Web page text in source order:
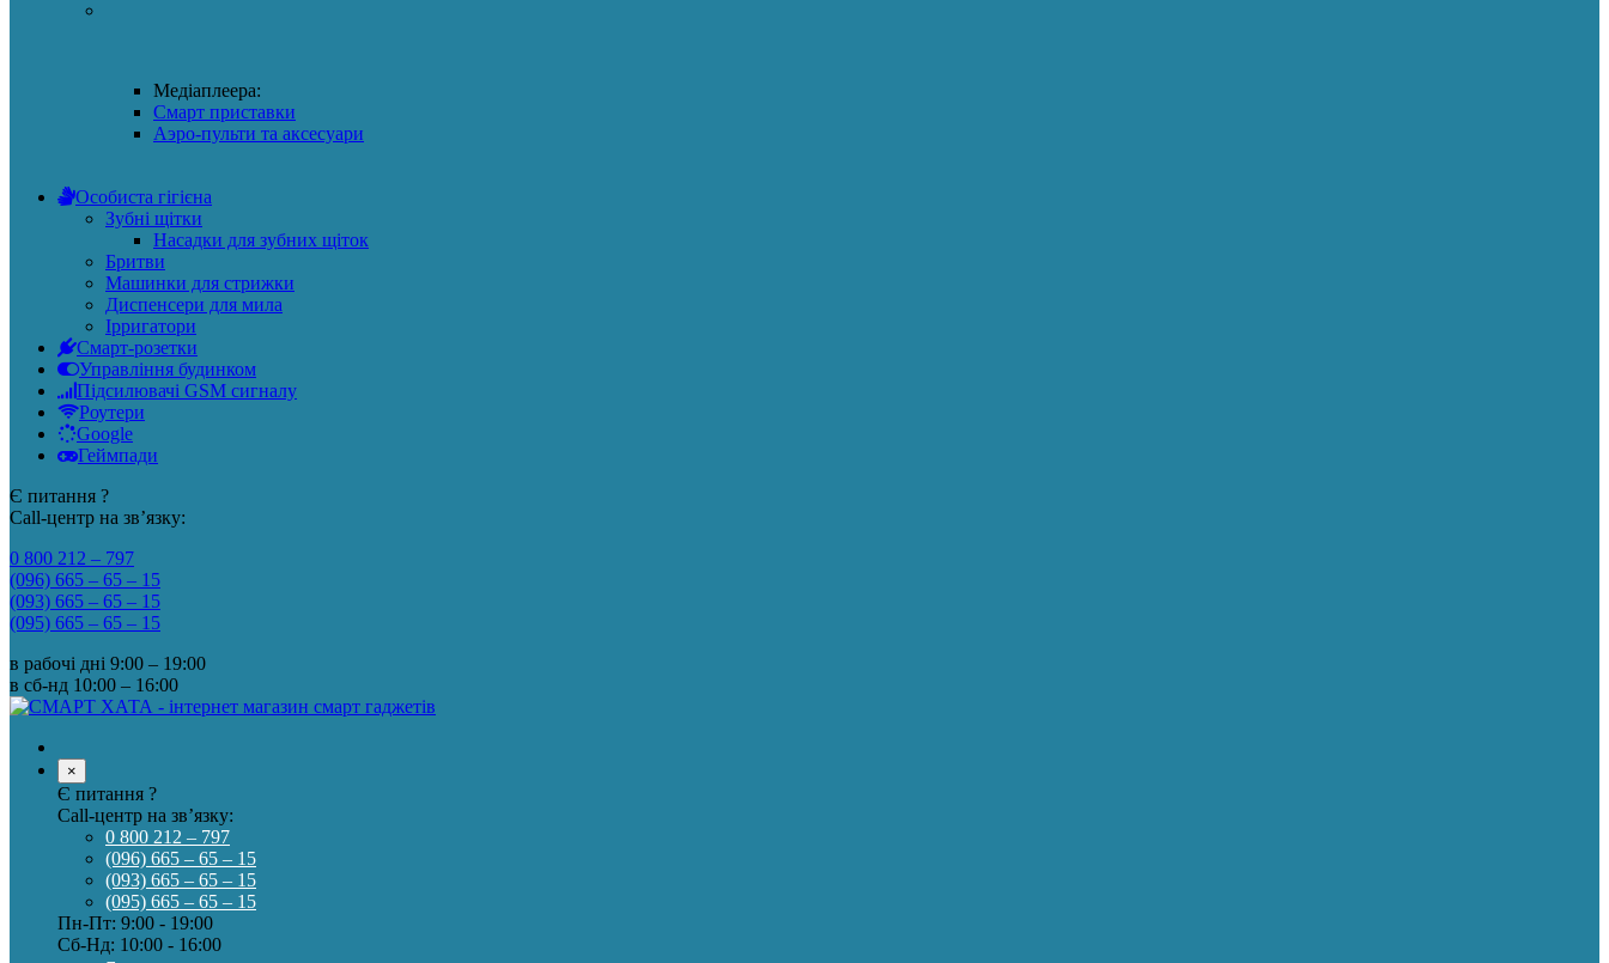
Медіаплеера:
Смарт приставки
Аэро-пульти та аксесуари
Особиста гігієна
Зубні щітки
Насадки для зубних щіток
Бритви
Машинки для стрижки
Диспенсери для мила
Ірригатори
Смарт-розетки
Управління будинком
Підсилювачі GSM сигналу
Роутери
Google
Геймпади
Є питання ?
Call-центр на зв’язку:
0 800 212 – 797
(096) 665 – 65 – 15
(093) 665 – 65 – 15
(095) 665 – 65 – 15
в рабочі дні 9:00 – 19:00
в сб-нд 10:00 – 16:00
×
Є питання ?
Call-центр на зв’язку:
0 800 212 – 797
(096) 665 – 65 – 15
(093) 665 – 65 – 15
(095) 665 – 65 – 15
Пн-Пт: 9:00 - 19:00
Сб-Нд: 10:00 - 16:00